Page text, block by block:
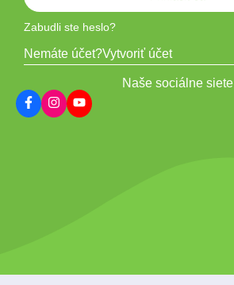
Zabudli ste heslo?
Nemáte účet?Vytvoriť účet
Naše sociálne siete